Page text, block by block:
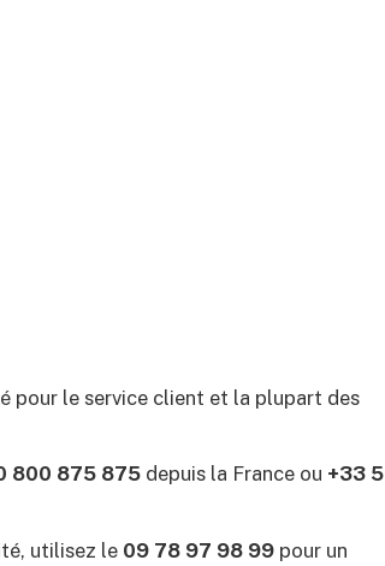
pour le service client et la plupart des
800 875 875 depuis la France ou +33 5
utilisez le 09 78 97 98 99 pour un